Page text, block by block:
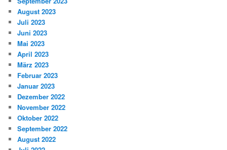
August 2023
Juli 2023
Juni 2023
Mai 2023
April 2023
März 2023
Februar 2023
Januar 2023
Dezember 2022
November 2022
Oktober 2022
September 2022
August 2022